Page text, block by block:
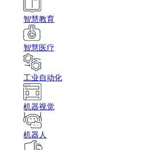
智慧教育
智慧医疗
工业自动化
机器视觉
机器人